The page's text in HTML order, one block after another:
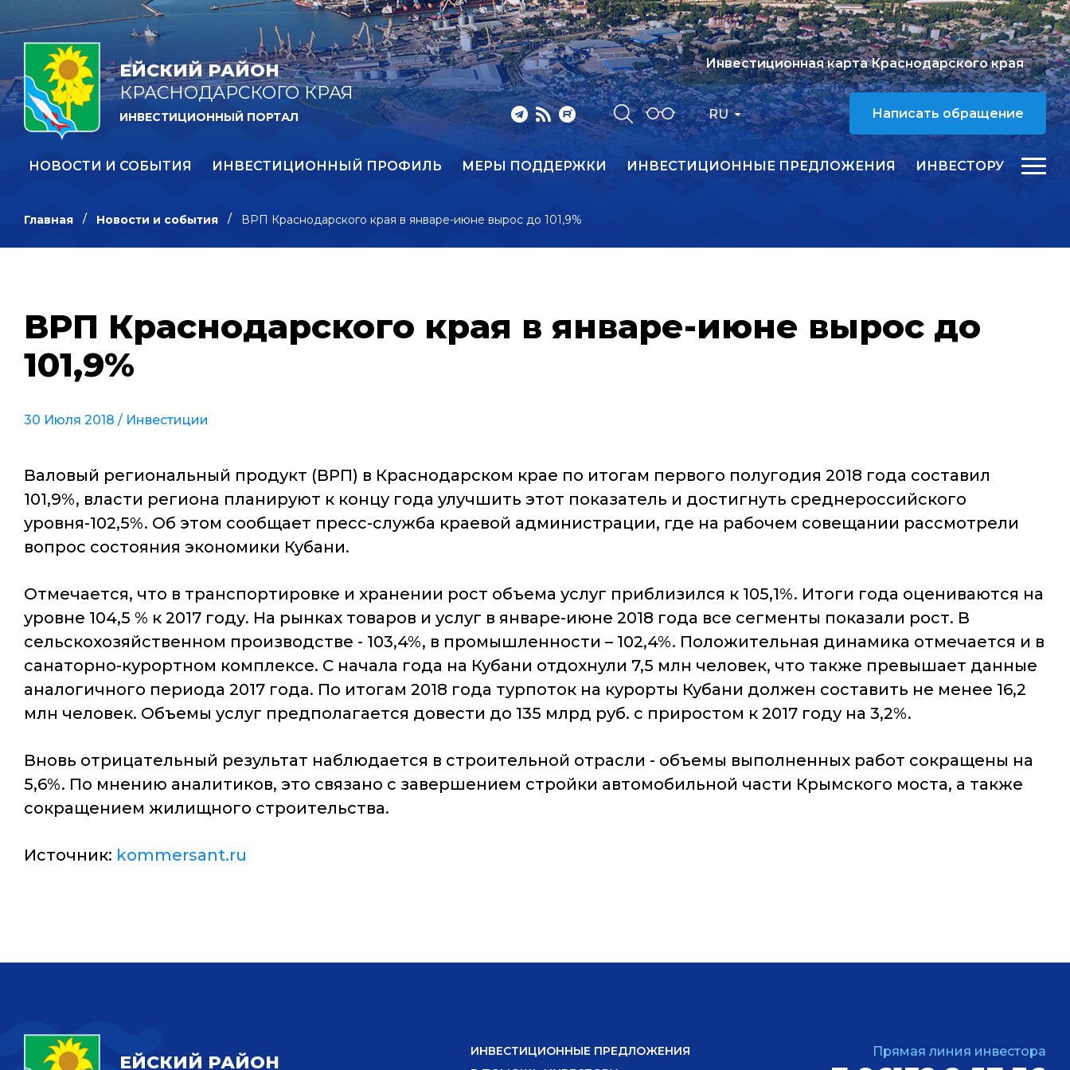
ЕЙСКИЙ РАЙОН
КРАСНОДАРСКОГО КРАЯ
ИНВЕСТИЦИОННЫЙ ПОРТАЛ RU
Инвестиционная карта Краснодарского края
Написать обращение
НОВОСТИ И СОБЫТИЯ ИНВЕСТИЦИОННЫЙ ПРОФИЛЬ МЕРЫ ПОДДЕРЖКИ ИНВЕСТИЦИОННЫЕ ПРЕДЛОЖЕНИЯ ИНВЕСТОРУ
Главная Новости и события ВРП Краснодарского края в январе-июне вырос до 101,9%
ВРП Краснодарского края в январе-июне вырос до
101,9%
30 Июля 2018 / Инвестиции
Валовый региональный продукт (ВРП) в Краснодарском крае по итогам первого полугодия 2018 года составил
101,9%, власти региона планируют к концу года улучшить этот показатель и достигнуть среднероссийского
уровня-102,5%. Об этом сообщает пресс-служба краевой администрации, где на рабочем совещании рассмотрели
вопрос состояния экономики Кубани.
Отмечается, что в транспортировке и хранении рост объема услуг приблизился к 105,1%. Итоги года оцениваются на
уровне 104,5 % к 2017 году. На рынках товаров и услуг в январе-июне 2018 года все сегменты показали рост. В
сельскохозяйственном производстве - 103,4%, в промышленности – 102,4%. Положительная динамика отмечается и в
санаторно-курортном комплексе. С начала года на Кубани отдохнули 7,5 млн человек, что также превышает данные
аналогичного периода 2017 года. По итогам 2018 года турпоток на курорты Кубани должен составить не менее 16,2
млн человек. Объемы услуг предполагается довести до 135 млрд руб. с приростом к 2017 году на 3,2%.
Вновь отрицательный результат наблюдается в строительной отрасли - объемы выполненных работ сокращены на
5,6%. По мнению аналитиков, это связано с завершением стройки автомобильной части Крымского моста, а также
сокращением жилищного строительства.
Источник: kommersant.ru
ЕЙСКИЙ РАЙОН
ИНВЕСТИЦИОННЫЕ ПРЕДЛОЖЕНИЯ
Прямая линия инвестора